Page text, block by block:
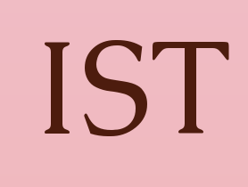
IST